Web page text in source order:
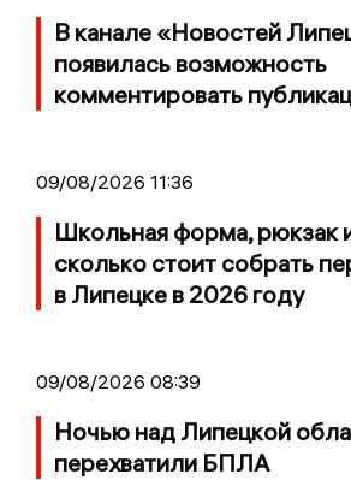
В канале «Новостей
появилась возможность
комментировать
09/08/2026 11:36
Школьная форма, рюкзак
сколько стоит собрать
в Липецке в 2026 году
09/08/2026 08:39
Ночью над Липецкой
перехватили БПЛА